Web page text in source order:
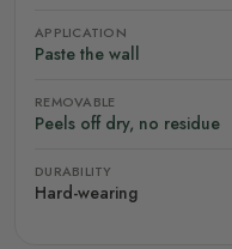
APPLICATION
Paste the wall
REMOVABLE
Peels off dry, no residue
DURABILITY
Hard-wearing